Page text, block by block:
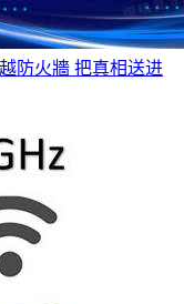
防火牆 把真相送进